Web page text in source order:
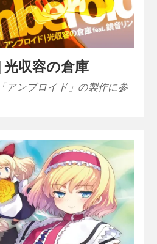
収容の倉庫
アンブロイド」の製作に参